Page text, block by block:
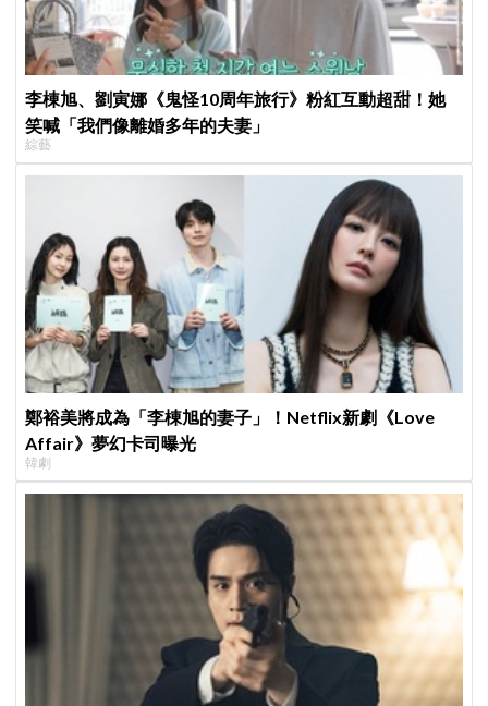
李棟旭、劉寅娜《鬼怪10周年旅行》粉紅互動超甜！她
笑喊「我們像離婚多年的夫妻」
綜藝
鄭裕美將成為「李棟旭的妻子」！Netflix新劇《Love
Affair》夢幻卡司曝光
韓劇